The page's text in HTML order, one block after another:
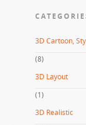
3D Cartoon,
(8)
3D Layout
(1)
3D Realistic